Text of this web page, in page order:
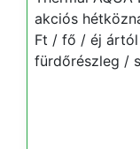
akciós
Ft / fő / éj ártól
fürdőrészleg /